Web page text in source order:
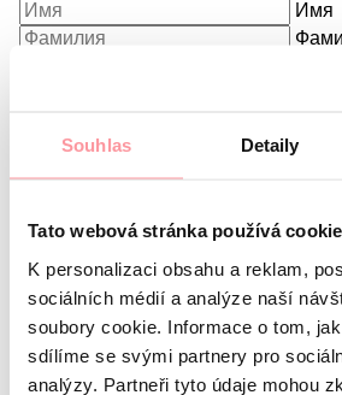
Souhlas Detaily
Tato webová stránka používá
K personalizaci obsahu a reklam,
sociálních médií a analýze naší
soubory cookie. Informace o tom,
sdílíme se svými partnery pro
analýzy. Partneři tyto údaje mohou
Имя
конфиденциальность, не бойтесь